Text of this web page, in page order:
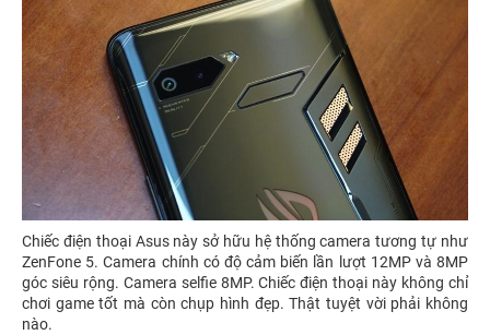
Chiếc điện thoại Asus này sở hữu hệ thống camera tương tự như
ZenFone 5. Camera chính có độ cảm biến lần lượt 12MP và 8MP
góc siêu rộng. Camera selfie 8MP. Chiếc điện thoại này không chỉ
chơi game tốt mà còn chụp hình đẹp. Thật tuyệt vời phải không
nào.